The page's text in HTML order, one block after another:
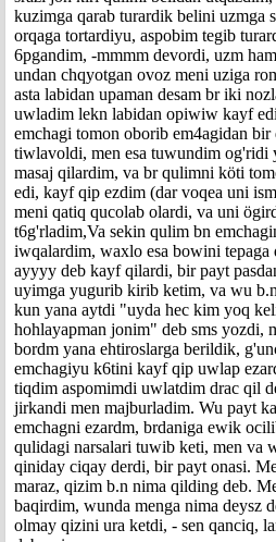
kuzimga qarab turardik belini uzmga
orqaga tortardiyu, aspobim tegib
6pgandim, -mmmm devordi, uzm
undan chqyotgan ovoz meni uziga
asta labidan upaman desam br iki
uwladim lekn labidan opiwiw kayf
emchagi tomon oborib em4agidan
tiwlavoldi, men esa tuwundim og'ridi
masaj qilardim, va br qulimni köti
edi, kayf qip ezdim (dar voqea uni
meni qatiq qucolab olardi, va uni
t6g'rladim,Va sekin qulim bn
iwqalardim, waxlo esa bowini tepaga
ayyyy deb kayf qilardi, bir payt
uyimga yugurib kirib ketim, va wu
kun yana aytdi "uyda hec kim yoq
hohlayapman jonim" deb sms yozdi,
bordm yana ehtiroslarga berildik,
emchagiyu k6tini kayf qip uwlap
tiqdim aspomimdi uwlatdim drac qil
jirkandi men majburladim. Wu payt
emchagni ezardm, brdaniga ewik
qulidagi narsalari tuwib keti, men va
qiniday ciqay derdi, bir payt onasi.
maraz, qizim b.n nima qilding deb.
baqirdim, wunda menga nima deysz
olmay qizini ura ketdi, - sen qanciq,